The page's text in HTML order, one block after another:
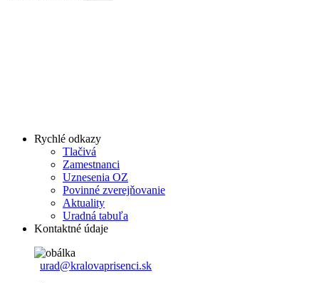
Rychlé odkazy
Tlačivá
Zamestnanci
Uznesenia OZ
Povinné zverejňovanie
Aktuality
Uradná tabuľa
Kontaktné údaje
urad@kralovaprisenci.sk